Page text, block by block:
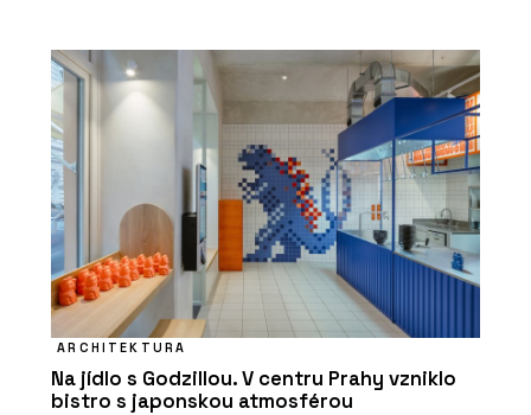
ARCHITEKTURA
Na jídlo s Godzillou. V centru Prahy vzniklo
bistro s japonskou atmosférou